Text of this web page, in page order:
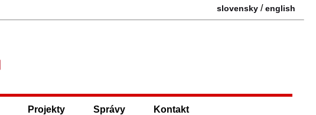
slovensky /english
Projekty Správy Kontakt